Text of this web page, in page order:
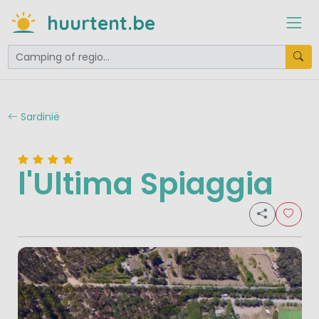
huurtent.be
Sardinië
l'Ultima Spiaggia